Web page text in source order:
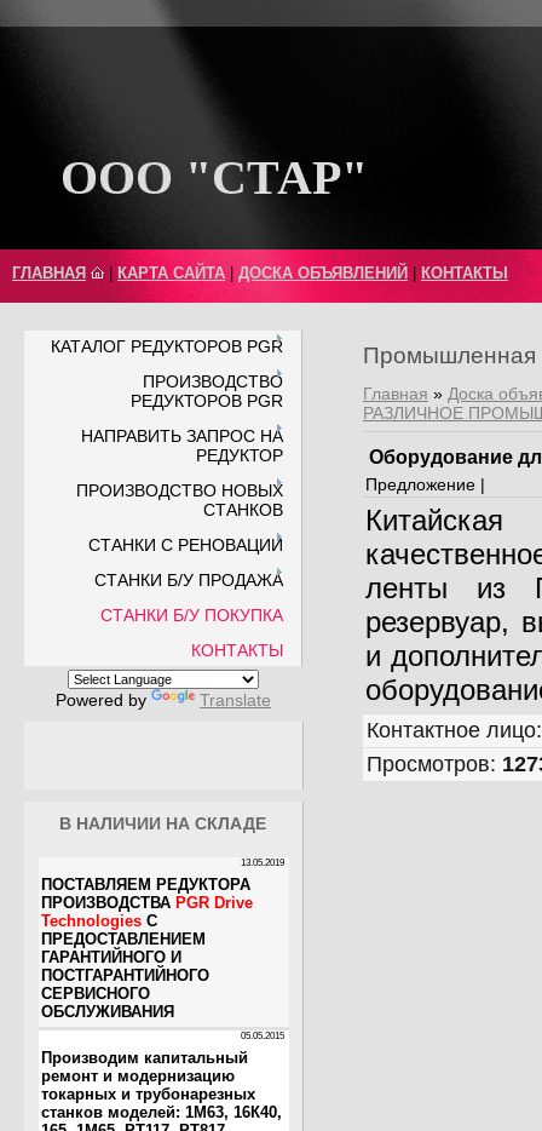
ООО "СТАР"
ГЛАВНАЯ КАРТА САЙТА ДОСКА ОБЪЯВЛЕНИЙ КОНТАКТЫ
КАТАЛОГ РЕДУКТОРОВ PGR
ПРОИЗВОДСТВО
РЕДУКТОРОВ PGR
НАПРАВИТЬ ЗАПРОС НА
РЕДУКТОР
ПРОИЗВОДСТВО НОВЫХ
СТАНКОВ
СТАНКИ С РЕНОВАЦИИ
СТАНКИ Б/У ПРОДАЖА
СТАНКИ Б/У ПОКУПКА
КОНТАКТЫ
Powered by Translate
В НАЛИЧИИ НА СКЛАДЕ
Промышленная
Главная » Доска
РАЗЛИЧНОЕ
Оборудование
Предложение |
ленты из
резервуар,
и
Контактное лицо
Просмотров: